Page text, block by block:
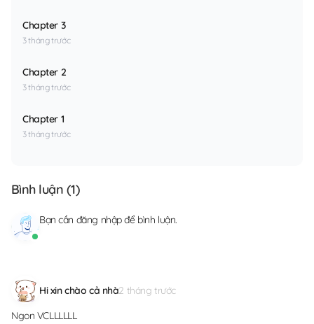
Chapter 3
3 tháng trước
Chapter 2
3 tháng trước
Chapter 1
3 tháng trước
Bình luận (1)
Bạn cần đăng nhậpđể bình luận.
Hi xin chào cả nhà2 tháng trước
Ngon VCLLLLLL